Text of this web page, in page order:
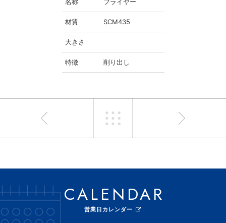
材質 SCM435
大きさ
特徴 削り出し
CALENDAR
営業日カレンダー